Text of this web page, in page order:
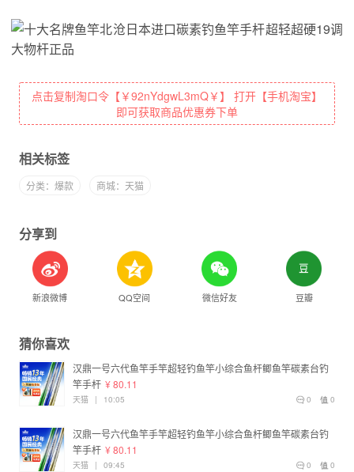
点击复制淘口令【￥92nYdgwL3mQ￥】 打开【手机淘宝】
即可获取商品优惠券下单
相关标签
分类：爆款 商城：天猫
分享到
新浪微博 QQ空间 微信好友 豆瓣
猜你喜欢
汉鼎一号六代鱼竿手竿超轻钓鱼竿小综合鱼杆鲫鱼竿碳素台钓
竿手杆 ¥ 80.11
0
0
天猫 | 10:05
汉鼎一号六代鱼竿手竿超轻钓鱼竿小综合鱼杆鲫鱼竿碳素台钓
竿手杆 ¥ 80.11
0
0
天猫 | 09:45